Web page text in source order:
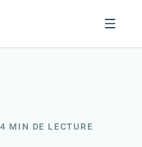
4 MIN DE LECTURE